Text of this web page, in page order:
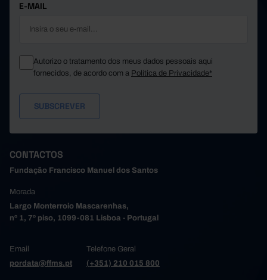
E-MAIL
Autorizo o tratamento dos meus dados pessoais aqui
fornecidos, de acordo com a Política de Privacidade*
CONTACTOS
Fundação Francisco Manuel dos Santos
Morada
Largo Monterroio Mascarenhas,
nº 1, 7º piso, 1099-081 Lisboa - Portugal
Email
pordata@ffms.pt
Telefone Geral
(+351) 210 015 800